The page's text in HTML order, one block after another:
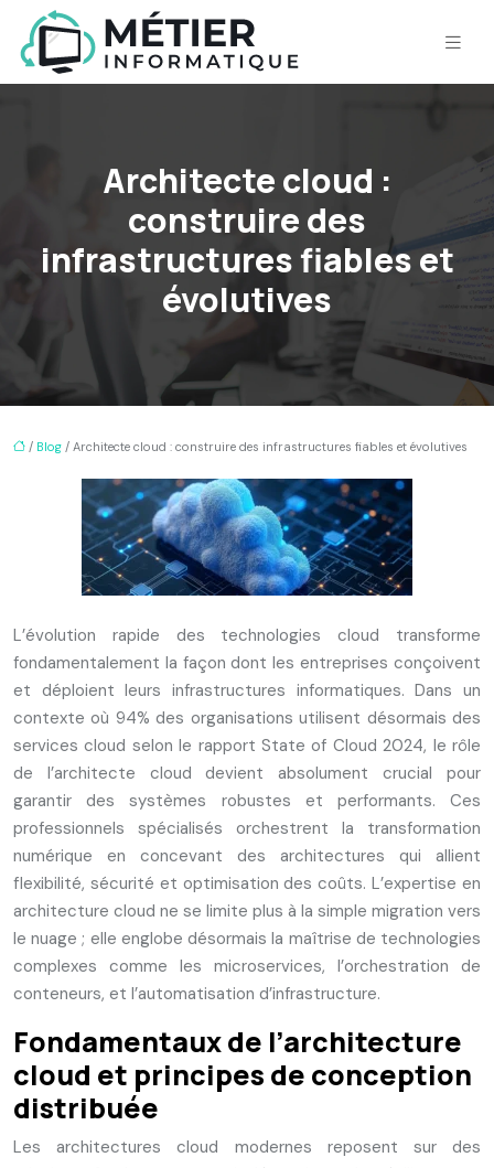
Architecte cloud :
construire des
infrastructures fiables et
évolutives
/ Blog / Architecte cloud : construire des infrastructures fiables et évolutives
L’évolution rapide des technologies cloud transforme
fondamentalement la façon dont les entreprises conçoivent
et déploient leurs infrastructures informatiques. Dans un
contexte où 94% des organisations utilisent désormais des
services cloud selon le rapport State of Cloud 2024, le rôle
de l’architecte cloud devient absolument crucial pour
garantir des systèmes robustes et performants. Ces
professionnels spécialisés orchestrent la transformation
numérique en concevant des architectures qui allient
flexibilité, sécurité et optimisation des coûts. L’expertise en
architecture cloud ne se limite plus à la simple migration vers
le nuage ; elle englobe désormais la maîtrise de technologies
complexes comme les microservices, l’orchestration de
conteneurs, et l’automatisation d’infrastructure.
Fondamentaux de l’architecture
cloud et principes de conception
distribuée
Les architectures cloud modernes reposent sur des